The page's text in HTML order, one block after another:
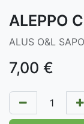
ALEPPO
ALUS O&L
7,00 €